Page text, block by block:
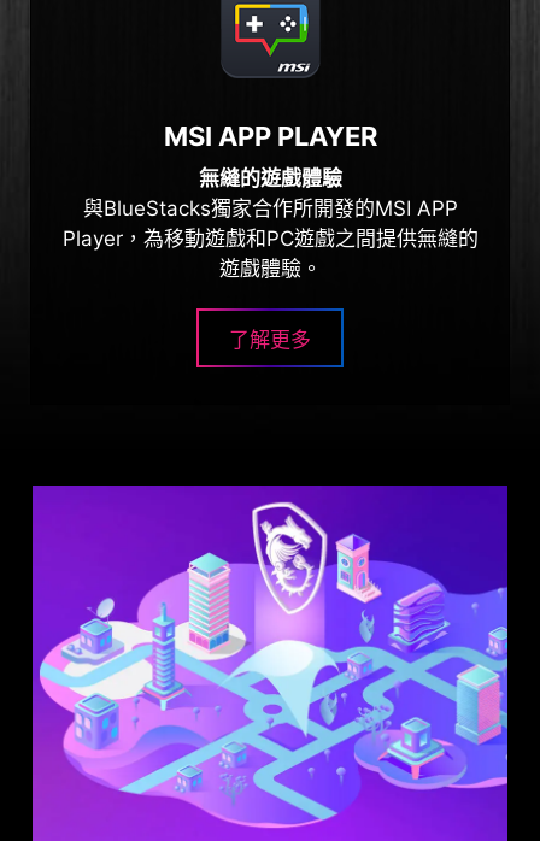
MSI APP PLAYER
無縫的遊戲體驗
與BlueStacks獨家合作所開發的MSI APP
Player，為移動遊戲和PC遊戲之間提供無縫的
遊戲體驗。
了解更多